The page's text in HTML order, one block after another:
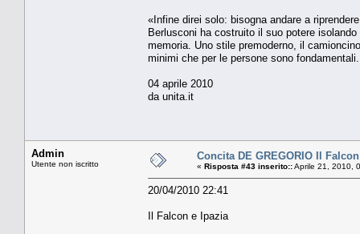
«Infine direi solo: bisogna andare a
Berlusconi ha costruito il suo potere
memoria. Uno stile premoderno, il
minimi che per le persone sono
04 aprile 2010
da unita.it
Admin
Utente non iscritto
Concita DE GREGORIO Il
« Risposta #43 inserito::Aprile 21, 2010,
20/04/2010 22:41
Il Falcon e Ipazia